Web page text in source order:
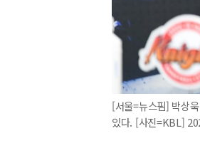
[서울=뉴스핌] 박상
있다. [사진=KBL]